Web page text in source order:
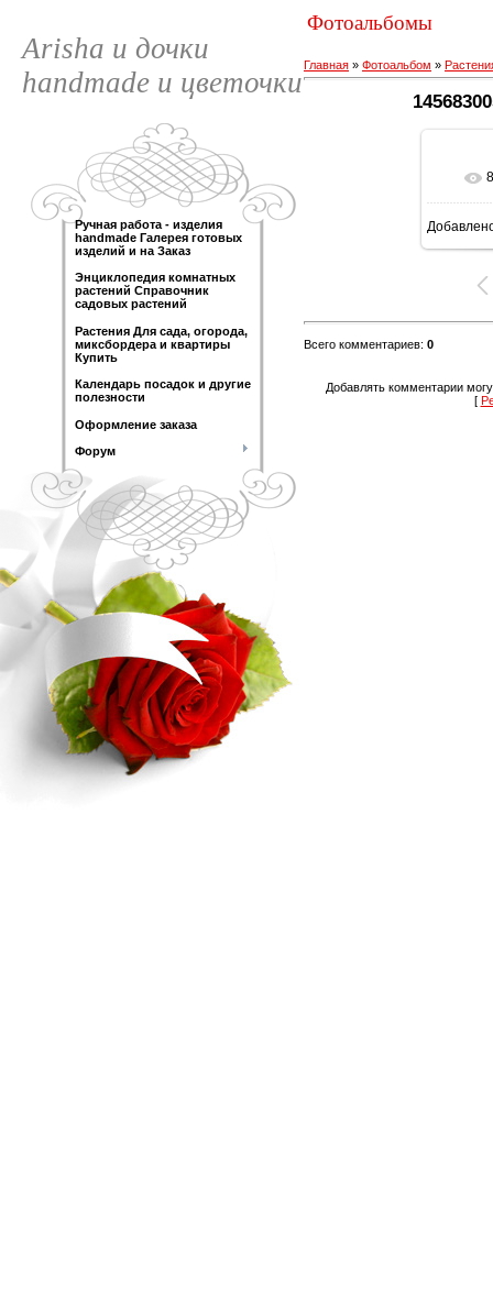
Arisha и дочки
handmade и цветочки
Ручная работа - изделия
handmade Галерея готовых
изделий и на Заказ
Энциклопедия комнатных
растений Справочник
садовых растений
Растения Для сада, огорода,
миксбордера и квартиры
Купить
Календарь посадок и другие
полезности
Оформление заказа
Форум
Фотоальбомы
Главная » Фотоальбом »
Всего комментариев: 0
Добавлять комментарии
[